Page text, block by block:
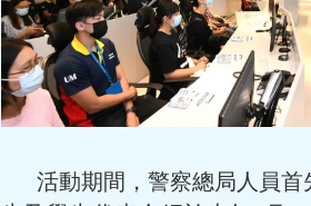
活動期間，警察總局人員